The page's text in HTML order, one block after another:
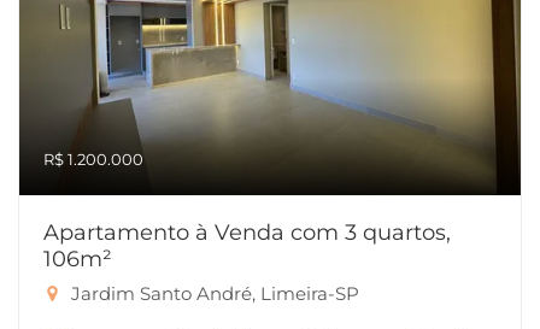
R$ 1.200.000
Apartamento à Venda com 3 quartos,
106m²
Jardim Santo André, Limeira-SP